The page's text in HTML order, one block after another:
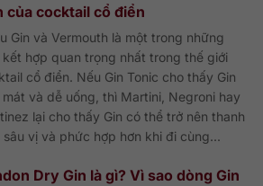
của cocktail cổ điển
Gin và Vermouth là một trong những
kết hợp quan trọng nhất trong thế giới
cổ điển. Nếu Gin Tonic cho thấy Gin
và dễ uống, thì Martini, Negroni hay
lại cho thấy Gin có thể trở nên thanh
sâu vị và phức hợp hơn khi đi cùng...
Dry Gin là gì? Vì sao dòng Gin